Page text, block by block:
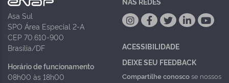
Asa Sul
SPO Área Especial 2-A
CEP 70.610-900
Brasília/DF
Horário de funcionamento
08h00 às 18h00
ACESSIBILIDADE
DEIXE SEU FEEDBACK
Compartilhe conoscose nossos